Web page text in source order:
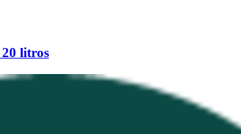
20 litros